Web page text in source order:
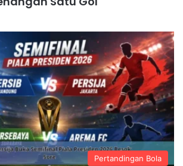
Pertandingan Bola